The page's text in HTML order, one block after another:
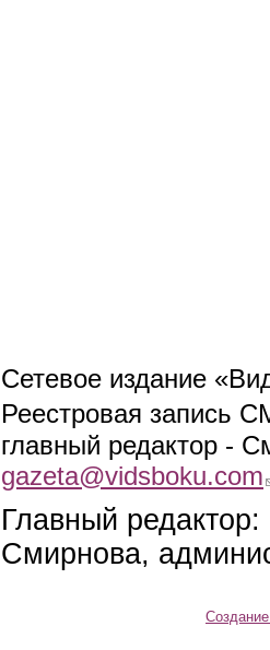
Сетевое издание
Реестровая запись
главный редактор -
gazeta@vidsboku.com
Главный
Смирнова,